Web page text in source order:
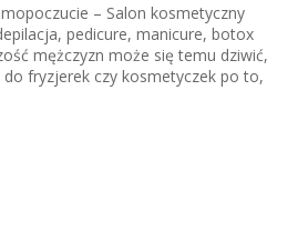
– Salon kosmetyczny
pedicure, manicure, botox
mężczyzn może się temu dziwić,
fryzjerek czy kosmetyczek po to,